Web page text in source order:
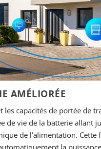
AMÉLIORÉE
les capacités de portée de
vie de la batterie allant
de l’alimentation.
la